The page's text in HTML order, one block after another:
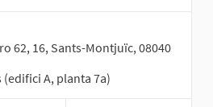
62, 16, Sants-Montjuïc, 08040
(edifici A, planta 7a)